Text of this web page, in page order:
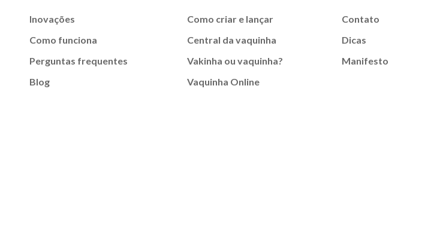
Inovações
Como funciona
Perguntas frequentes
Blog
Como criar e lançar
Central da vaquinha
Vakinha ou vaquinha?
Vaquinha Online
Contato
Dicas
Manifesto